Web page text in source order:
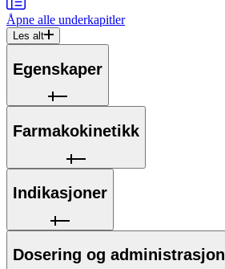
Åpne alle underkapitler
Les alt
Egenskaper
Farmakokinetikk
Indikasjoner
Dosering og administrasjon